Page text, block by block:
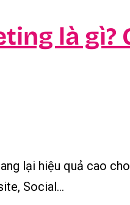
là
lại hiệu quả cao
Social...